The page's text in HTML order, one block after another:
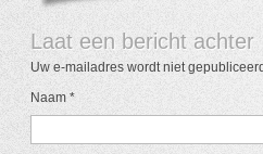
Laat een bericht achter
Uw e-mailadres wordt niet
Naam *